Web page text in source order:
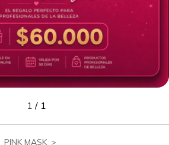
1/ 1
PINK MASK >